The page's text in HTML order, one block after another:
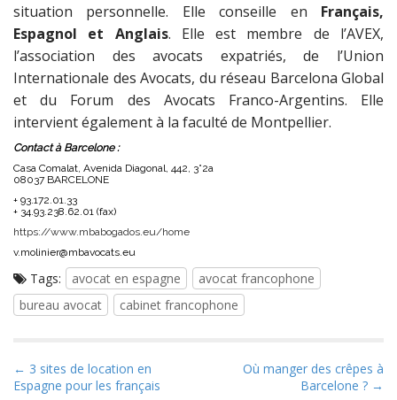
situation personnelle. Elle conseille en Français,
Espagnol et Anglais. Elle est membre de l’AVEX,
l’association des avocats expatriés, de l’Union
Internationale des Avocats, du réseau Barcelona Global
et du Forum des Avocats Franco-Argentins. Elle
intervient également à la faculté de Montpellier.
Contact à Barcelone :
Casa Comalat, Avenida Diagonal, 442, 3°2a
08037 BARCELONE
+ 93.172.01.33
+ 34.93.238.62.01 (fax)
https://www.mbabogados.eu/home
v.molinier@mbavocats.eu
Tags: avocat en espagne
avocat francophone
bureau avocat
cabinet francophone
P
o
← 3 sites de location en
Espagne pour les français
Où manger des crêpes à
Barcelone ? →